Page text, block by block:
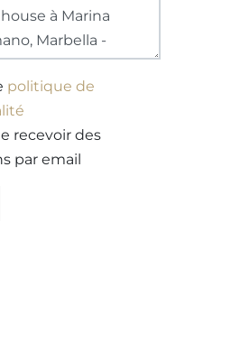
politique de
recevoir des
par email